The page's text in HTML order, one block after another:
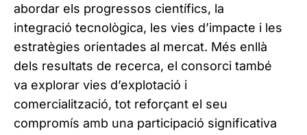
abordar els progressos científics, la
integració tecnològica, les vies d’impacte i les
estratègies orientades al mercat. Més enllà
dels resultats de recerca, el consorci també
va explorar vies d’explotació i
comercialització, tot reforçant el seu
compromís amb una participació significativa